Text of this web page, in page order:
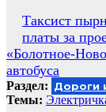
Навигация
по
записям
Таксист
платы за
«Болотное-
автобуса
Раздел: Дороги
Темы: